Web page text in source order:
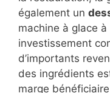
également un
machine à glace à
investissement
d’importants
des ingrédients
marge